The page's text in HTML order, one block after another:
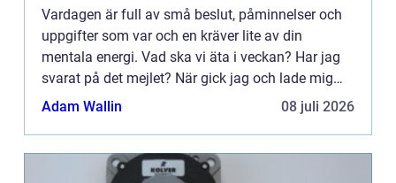
Vardagen är full av små beslut, påminnelser och
uppgifter som var och en kräver lite av din
mentala energi. Vad ska vi äta i veckan? Har jag
svarat på det mejlet? När gick jag och lade mig
igår? Tillsammans...
Adam Wallin 08 juli 2026